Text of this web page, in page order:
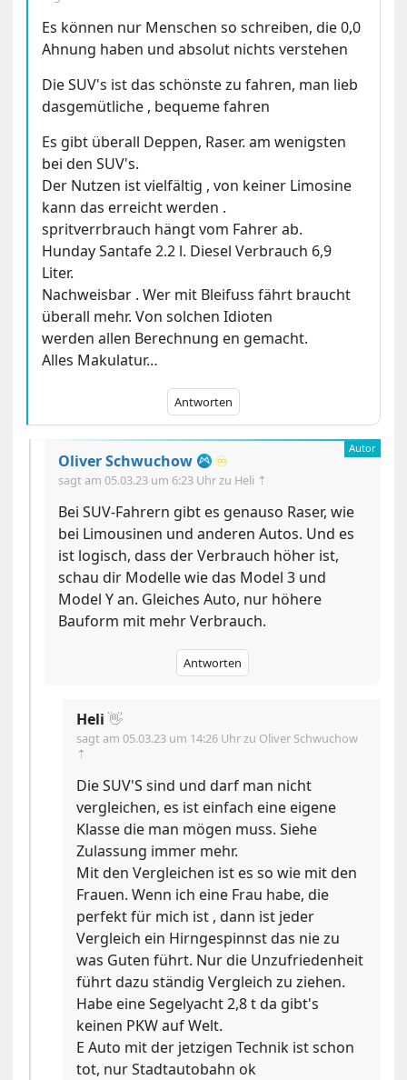
Es können nur Menschen so schreiben, die 0,0
Ahnung haben und absolut nichts verstehen
Die SUV's ist das schönste zu fahren, man lieb
dasgemütliche , bequeme fahren
Es gibt überall Deppen, Raser. am wenigsten
bei den SUV's.
Der Nutzen ist vielfältig , von keiner Limosine
kann das erreicht werden .
spritverrbrauch hängt vom Fahrer ab.
Hunday Santafe 2.2 l. Diesel Verbrauch 6,9
Liter.
Nachweisbar . Wer mit Bleifuss fährt braucht
überall mehr. Von solchen Idioten
werden allen Berechnung en gemacht.
Alles Makulatur…
Antworten
Oliver Schwuchow ♾️
sagt am05.03.23 um 6:23 Uhrzu Heli ⇡
Bei SUV-Fahrern gibt es genauso Raser, wie
bei Limousinen und anderen Autos. Und es
ist logisch, dass der Verbrauch höher ist,
schau dir Modelle wie das Model 3 und
Model Y an. Gleiches Auto, nur höhere
Bauform mit mehr Verbrauch.
Antworten
Heli 👋
sagt am05.03.23 um 14:26 Uhrzu Oliver Schwuchow
⇡
Die SUV'S sind und darf man nicht
vergleichen, es ist einfach eine eigene
Klasse die man mögen muss. Siehe
Zulassung immer mehr.
Mit den Vergleichen ist es so wie mit den
Frauen. Wenn ich eine Frau habe, die
perfekt für mich ist , dann ist jeder
Vergleich ein Hirngespinnst das nie zu
was Guten führt. Nur die Unzufriedenheit
führt dazu ständig Vergleich zu ziehen.
Habe eine Segelyacht 2,8 t da gibt's
keinen PKW auf Welt.
E Auto mit der jetzigen Technik ist schon
tot, nur Stadtautobahn ok